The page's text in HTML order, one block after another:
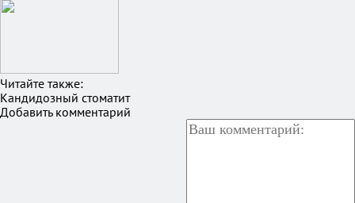
Читайте также:
Кандидозный стоматит
Добавить комментарий